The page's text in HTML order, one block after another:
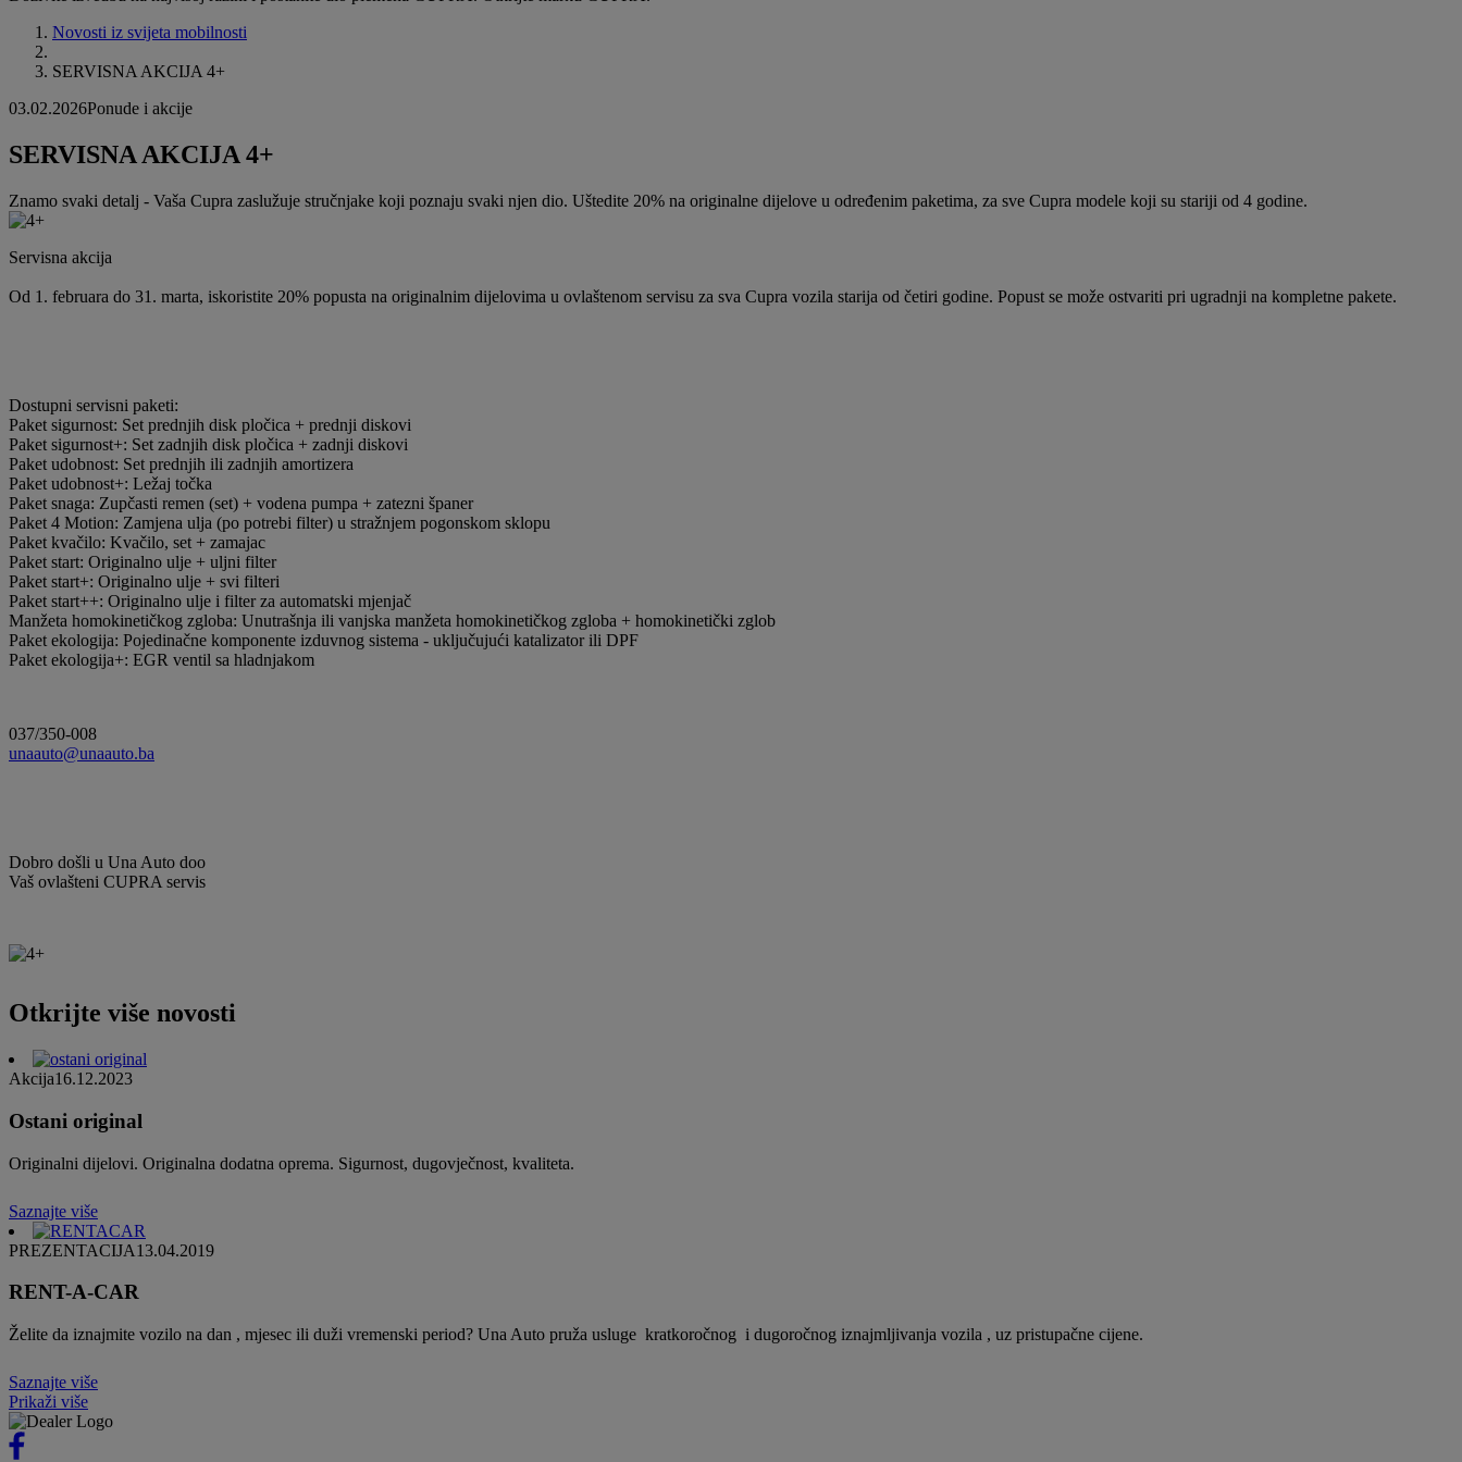
Novosti iz svijeta mobilnosti
SERVISNA AKCIJA 4+
03.02.2026Ponude i akcije
SERVISNA AKCIJA 4+
Znamo svaki detalj - Vaša Cupra zaslužuje stručnjake koji poznaju svaki njen dio. Uštedite 20% na originalne dijelove u određenim paketima, za sve Cupra modele koji su stariji od 4 godine.
Servisna akcija
Od 1. februara do 31. marta, iskoristite 20% popusta na originalnim dijelovima u ovlaštenom servisu za sva Cupra vozila starija od četiri godine. Popust se može ostvariti pri ugradnji na kompletne pakete.
Dostupni servisni paketi:
Paket sigurnost: Set prednjih disk pločica + prednji diskovi
Paket sigurnost+: Set zadnjih disk pločica + zadnji diskovi
Paket udobnost: Set prednjih ili zadnjih amortizera
Paket udobnost+: Ležaj točka
Paket snaga: Zupčasti remen (set) + vodena pumpa + zatezni španer
Paket 4 Motion: Zamjena ulja (po potrebi filter) u stražnjem pogonskom sklopu
Paket kvačilo: Kvačilo, set + zamajac
Paket start: Originalno ulje + uljni filter
Paket start+: Originalno ulje + svi filteri
Paket start++: Originalno ulje i filter za automatski mjenjač
Manžeta homokinetičkog zgloba: Unutrašnja ili vanjska manžeta homokinetičkog zgloba + homokinetički zglob
Paket ekologija: Pojedinačne komponente izduvnog sistema - uključujući katalizator ili DPF
Paket ekologija+: EGR ventil sa hladnjakom
037/350-008
unaauto@unaauto.ba
Dobro došli u Una Auto doo
Vaš ovlašteni CUPRA servis
Otkrijte više novosti
Akcija16.12.2023
Ostani original
Originalni dijelovi. Originalna dodatna oprema. Sigurnost, dugovječnost, kvaliteta.
Saznajte više
PREZENTACIJA13.04.2019
RENT-A-CAR
Želite da iznajmite vozilo na dan , mjesec ili duži vremenski period? Una Auto pruža usluge kratkoročnog i dugoročnog iznajmljivanja vozila , uz pristupačne cijene.
Saznajte više
Prikaži više